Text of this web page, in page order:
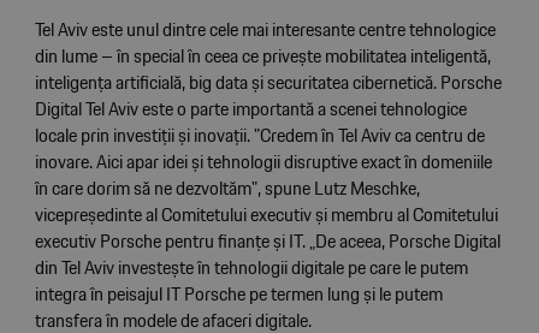
Tel Aviv este unul dintre cele mai interesante centre tehnologice
din lume – în special în ceea ce priveşte mobilitatea inteligentă,
inteligența artificială, big data și securitatea cibernetică. Porsche
Digital Tel Aviv este o parte importantă a scenei tehnologice
locale prin investiții și inovații. "Credem în Tel Aviv ca centru de
inovare. Aici apar idei și tehnologii disruptive exact în domeniile
în care dorim să ne dezvoltăm", spune Lutz Meschke,
vicepreședinte al Comitetului executiv și membru al Comitetului
executiv Porsche pentru finanțe şi IT. „De aceea, Porsche Digital
din Tel Aviv investește în tehnologii digitale pe care le putem
integra în peisajul IT Porsche pe termen lung și le putem
transfera în modele de afaceri digitale.